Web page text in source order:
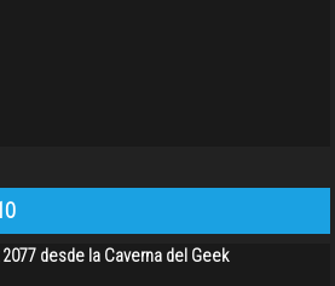
desde la Caverna del Geek